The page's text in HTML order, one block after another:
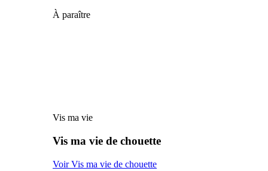
À paraître
Vis ma vie
Vis ma vie de chouette
Voir Vis ma vie de chouette